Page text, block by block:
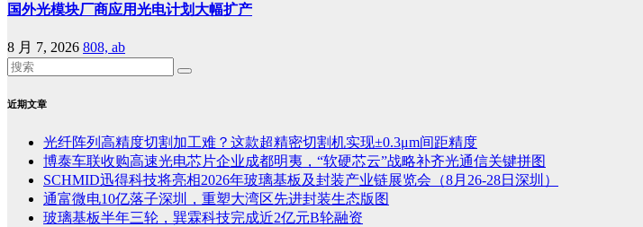
国外光模块厂商应用光电计划大幅扩产
8 月 7, 2026 808, ab
近期文章
光纤阵列高精度切割加工难？这款超精密切割机实现±0.3μm间距精度
博泰车联收购高速光电芯片企业成都明夷，“软硬芯云”战略补齐光通信关键拼图
SCHMID迅得科技将亮相2026年玻璃基板及封装产业链展览会（8月26-28日深圳）
通富微电10亿落子深圳，重塑大湾区先进封装生态版图
玻璃基板半年三轮，巽霖科技完成近2亿元B轮融资